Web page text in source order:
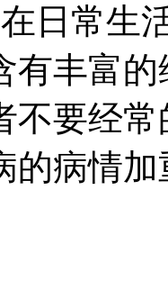
日常生
有丰富
不要经
的病情